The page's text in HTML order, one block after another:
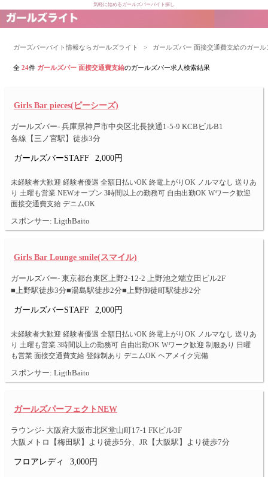
気軽に始めるガールズバーバイト探し
ガーズバーバイト情報ならガールズライト > ガールズバー 面接交通費支給のガー
全24件 ガールズバー 面接交通費支給のガールズバー求人検索結果
Girls Bar pieces(ピーシーズ)
ガールズバー- 兵庫県神戸市中央区北長挟通1-5-9 KCBビルB1
各線【三ノ宮駅】徒歩3分
ガールズバーSTAFF 2,000円
未経験者大歓迎 経験者優遇 全額日払いOK 終電上がりOK ノルマなし 送りあ
り 土曜も営業 NEWオープン 3時間以上の勤務可 自由出勤OK Wワーク歓迎
面接交通費支給 デニムOK
スポンサー: LigthBaito
Girls Bar Lounge smile(スマイル)
ガールズバー- 東京都台東区上野2-12-2 上野池之端立田ビル2F
■上野駅徒歩3分■湯島駅徒歩2分■上野御徒町駅徒歩2分
ガールズバーSTAFF 2,000円
未経験者大歓迎 経験者優遇 全額日払いOK 終電上がりOK ノルマなし 送りあ
り 土曜も営業 3時間以上の勤務可 自由出勤OK Wワーク歓迎 制服あり 日曜
も営業 面接交通費支給 登録制あり デニムOK ヘアメイク完備
スポンサー: LigthBaito
ガールズパーフェクトNEW
ラウンジ- 大阪府大阪市北区堂山町17-1 FKビル3F
大阪メトロ【梅田駅】より徒歩5分、JR【大阪駅】より徒歩7分
フロアレディ 3,000円